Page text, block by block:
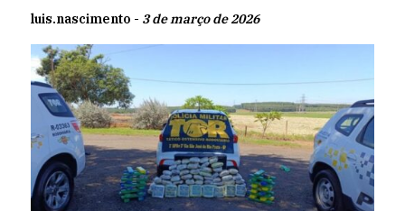
luis.nascimento - 3 de março de 2026